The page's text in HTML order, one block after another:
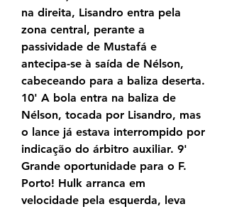
na direita, Lisandro entra pela
zona central, perante a
passividade de Mustafá e
antecipa-se à saída de Nélson,
cabeceando para a baliza deserta.
10' A bola entra na baliza de
Nélson, tocada por Lisandro, mas
o lance já estava interrompido por
indicação do árbitro auxiliar. 9'
Grande oportunidade para o F.
Porto! Hulk arranca em
velocidade pela esquerda, leva